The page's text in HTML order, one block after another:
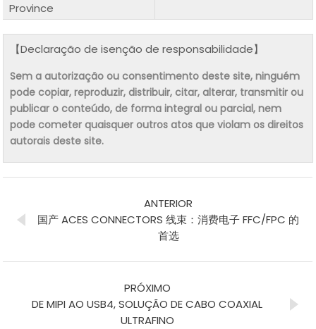
Province
【Declaração de isenção de responsabilidade】
Sem a autorização ou consentimento deste site, ninguém
pode copiar, reproduzir, distribuir, citar, alterar, transmitir ou
publicar o conteúdo, de forma integral ou parcial, nem
pode cometer quaisquer outros atos que violam os direitos
autorais deste site.
ANTERIOR
国产 ACES CONNECTORS 线束：消费电子 FFC/FPC 的
首选
PRÓXIMO
DE MIPI AO USB4, SOLUÇÃO DE CABO COAXIAL
ULTRAFINO